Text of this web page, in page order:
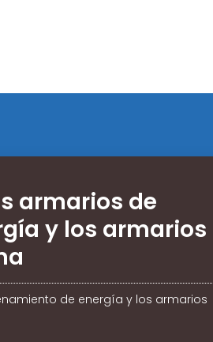
armarios de
y los armarios
de energía y los armarios